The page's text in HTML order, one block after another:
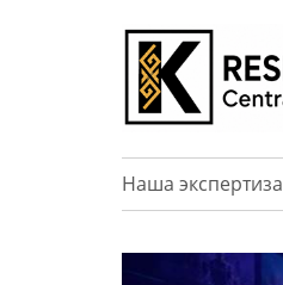
Наша экспертиза